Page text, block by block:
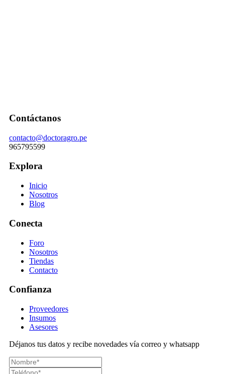
Contáctanos
contacto@doctoragro.pe
965795599
Explora
Inicio
Nosotros
Blog
Conecta
Foro
Nosotros
Tiendas
Contacto
Confianza
Proveedores
Insumos
Asesores
Déjanos tus datos y recibe novedades vía correo y whatsapp